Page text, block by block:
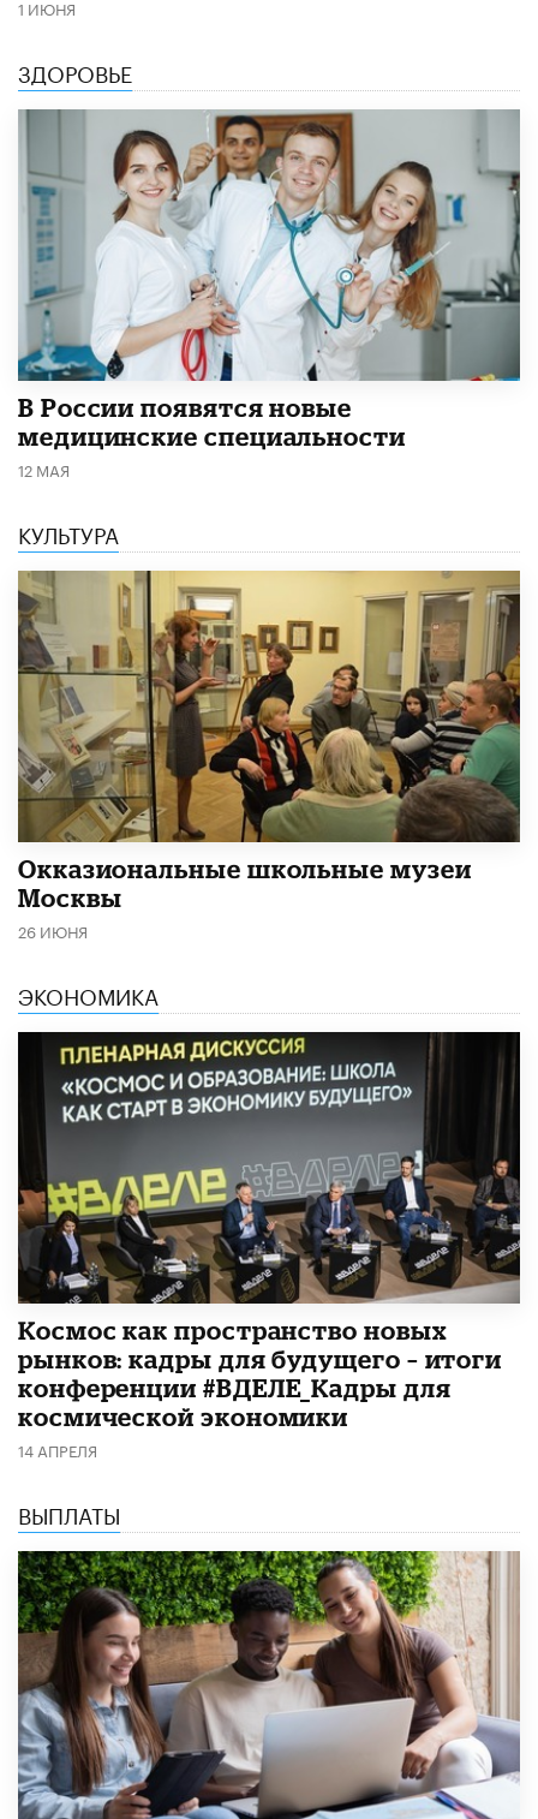
1 ИЮНЯ
ЗДОРОВЬЕ
В России появятся новые
медицинские специальности
12 МАЯ
КУЛЬТУРА
​Окказиональные школьные музеи
Москвы
26 ИЮНЯ
ЭКОНОМИКА
Космос как пространство новых
рынков: кадры для будущего – итоги
конференции #ВДЕЛЕ_Кадры для
космической экономики
14 АПРЕЛЯ
ВЫПЛАТЫ